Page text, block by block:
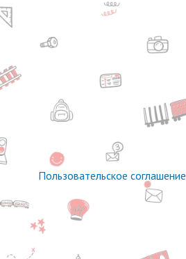
Пользовательское соглашение